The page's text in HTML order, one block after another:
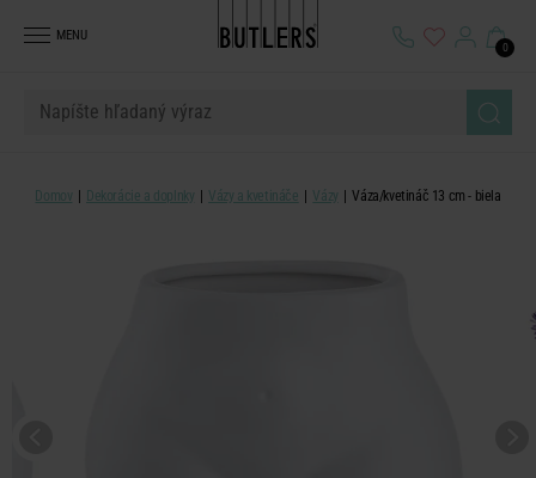
MENU
0
Domov Dekorácie a doplnky Vázy a kvetináče Vázy Váza/kvetináč 13 cm - biela